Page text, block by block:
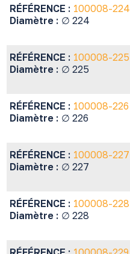
RÉFÉRENCE : 100008-224
Diamètre : ∅ 224
RÉFÉRENCE : 100008-225
Diamètre : ∅ 225
RÉFÉRENCE : 100008-226
Diamètre : ∅ 226
RÉFÉRENCE : 100008-227
Diamètre : ∅ 227
RÉFÉRENCE : 100008-228
Diamètre : ∅ 228